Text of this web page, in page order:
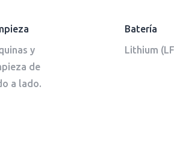
y
de
a lado.
Batería
Lithium